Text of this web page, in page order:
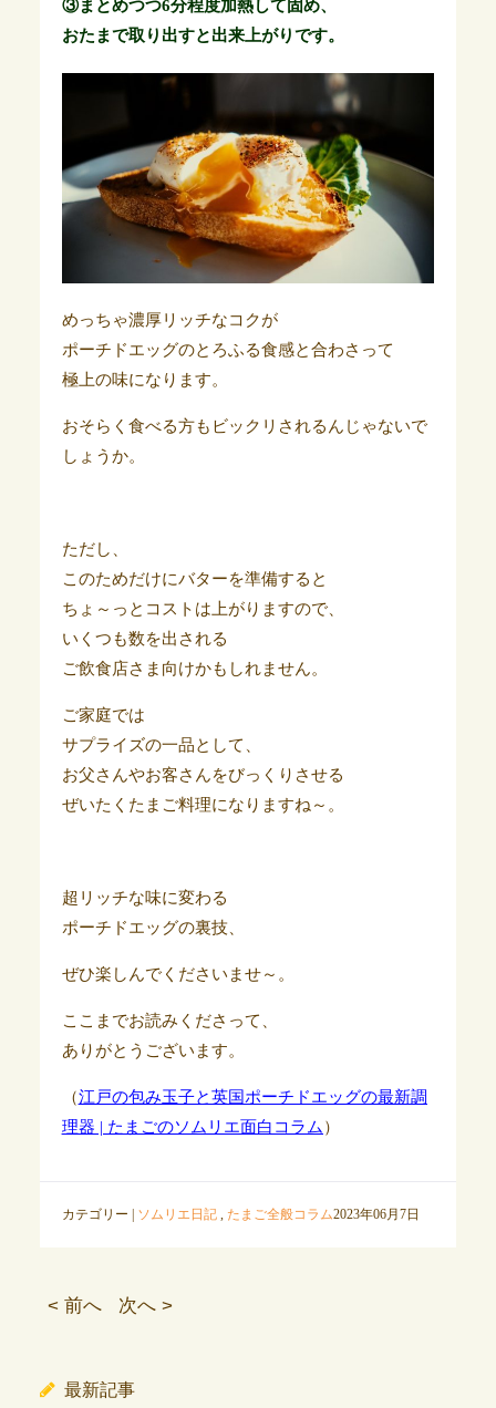
③まとめつつ6分程度加熱して固め、
おたまで取り出すと出来上がりです。
めっちゃ濃厚リッチなコクが
ポーチドエッグのとろふる食感と合わさって
極上の味になります。
おそらく食べる方もビックリされるんじゃないで
しょうか。
ただし、
このためだけにバターを準備すると
ちょ～っとコストは上がりますので、
いくつも数を出される
ご飲食店さま向けかもしれません。
ご家庭では
サプライズの一品として、
お父さんやお客さんをびっくりさせる
ぜいたくたまご料理になりますね～。
超リッチな味に変わる
ポーチドエッグの裏技、
ぜひ楽しんでくださいませ～。
ここまでお読みくださって、
ありがとうございます。
（江戸の包み玉子と英国ポーチドエッグの最新調
理器 | たまごのソムリエ面白コラム ）
カテゴリー | ソムリエ日記, たまご全般コラム2023年06月7日
< 前へ 次へ >
最新記事